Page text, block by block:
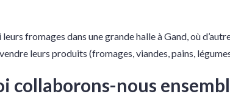
fromages dans une grande halle à Gand, où
leurs produits (fromages, viandes, pains,
collaborons-nous